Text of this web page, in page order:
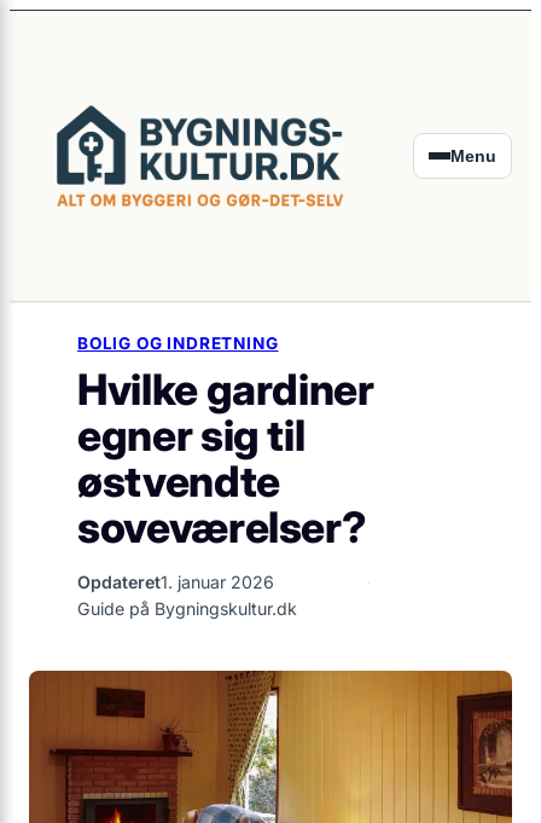
Menu
BOLIG OG INDRETNING
Hvilke gardiner
egner sig til
østvendte
soveværelser?
Opdateret1. januar 2026
Guide på Bygningskultur.dk